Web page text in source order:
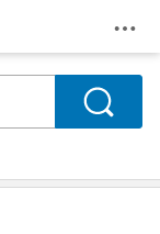
メ
検索